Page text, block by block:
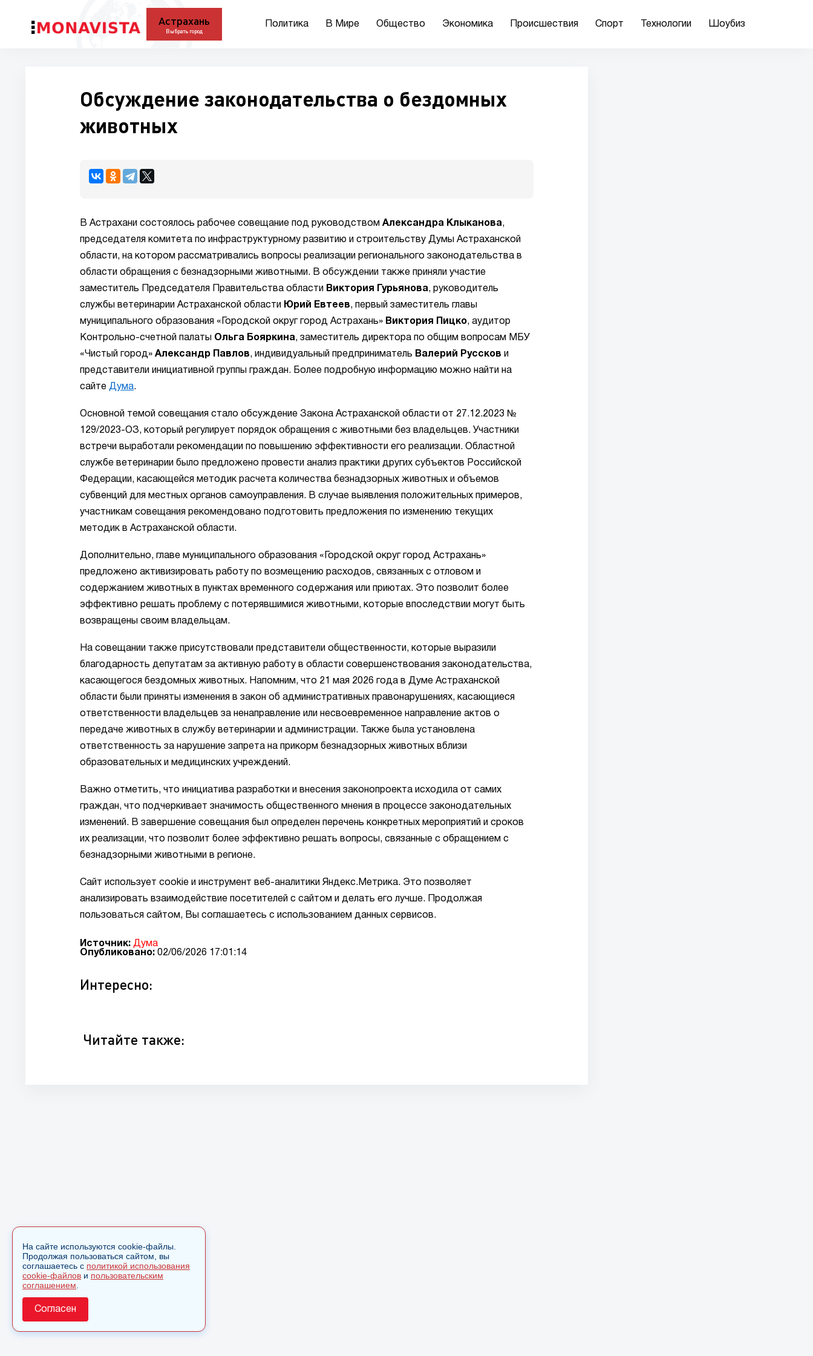
Астрахань
Выбрать город
Политика В Мире Общество Экономика Происшествия Спорт Технологии Шоубиз
Обсуждение законодательства о бездомных
животных
В Астрахани состоялось рабочее совещание под руководством Александра Клыканова,
председателя комитета по инфраструктурному развитию и строительству Думы Астраханской
области, на котором рассматривались вопросы реализации регионального законодательства в
области обращения с безнадзорными животными. В обсуждении также приняли участие
заместитель Председателя Правительства области
Виктория Гурьянова, руководитель
службы ветеринарии Астраханской области
Юрий Евтеев, первый заместитель главы
муниципального образования «Городской округ город Астрахань» Виктория Пицко, аудитор
Контрольно-счетной палаты Ольга Бояркина, заместитель директора по общим вопросам МБУ
«Чистый город» Александр Павлов, индивидуальный предприниматель Валерий Руссков и
представители инициативной группы граждан. Более подробную информацию можно найти на
сайте Дума.
Основной темой совещания стало обсуждение Закона Астраханской области от 27.12.2023 №
129/2023-ОЗ, который регулирует порядок обращения с животными без владельцев. Участники
встречи выработали рекомендации по повышению эффективности его реализации. Областной
службе ветеринарии было предложено провести анализ практики других субъектов Российской
Федерации, касающейся методик расчета количества безнадзорных животных и объемов
субвенций для местных органов самоуправления. В случае выявления положительных примеров,
участникам совещания рекомендовано подготовить предложения по изменению текущих
методик в Астраханской области.
Дополнительно, главе муниципального образования «Городской округ город Астрахань»
предложено активизировать работу по возмещению расходов, связанных с отловом и
содержанием животных в пунктах временного содержания или приютах. Это позволит более
эффективно решать проблему с потерявшимися животными, которые впоследствии могут быть
возвращены своим владельцам.
На совещании также присутствовали представители общественности, которые выразили
благодарность депутатам за активную работу в области совершенствования законодательства,
касающегося бездомных животных. Напомним, что 21 мая 2026 года в Думе Астраханской
области были приняты изменения в закон об административных правонарушениях, касающиеся
ответственности владельцев за ненаправление или несвоевременное направление актов о
передаче животных в службу ветеринарии и администрации. Также была установлена
ответственность за нарушение запрета на прикорм безнадзорных животных вблизи
образовательных и медицинских учреждений.
Важно отметить, что инициатива разработки и внесения законопроекта исходила от самих
граждан, что подчеркивает значимость общественного мнения в процессе законодательных
изменений. В завершение совещания был определен перечень конкретных мероприятий и сроков
их реализации, что позволит более эффективно решать вопросы, связанные с обращением с
безнадзорными животными в регионе.
Сайт использует cookie и инструмент веб-аналитики Яндекс.Метрика. Это позволяет
анализировать взаимодействие посетителей с сайтом и делать его лучше. Продолжая
пользоваться сайтом, Вы соглашаетесь с использованием данных сервисов.
Источник: Дума
Опубликовано: 02/06/2026 17:01:14
Интересно:
Читайте также:
На сайте используются cookie-файлы.
Продолжая пользоваться сайтом, вы
соглашаетесь с политикой использования
cookie-файлов и пользовательским
соглашением
Согласен